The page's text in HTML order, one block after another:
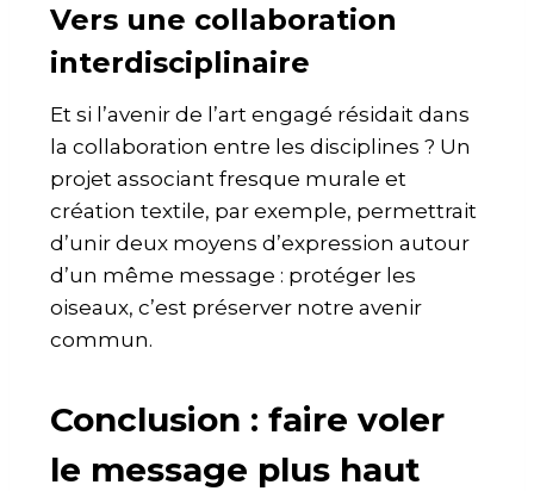
Vers une collaboration
interdisciplinaire
Et si l’avenir de l’art engagé résidait dans
la collaboration entre les disciplines ? Un
projet associant fresque murale et
création textile, par exemple, permettrait
d’unir deux moyens d’expression autour
d’un même message : protéger les
oiseaux, c’est préserver notre avenir
commun.
Conclusion : faire voler
le message plus haut